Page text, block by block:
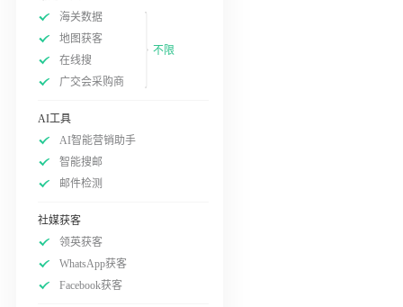
海关数据
地图获客
在线搜
广交会采购商
不限
AI工具
AI智能营销助手
智能搜邮
邮件检测
社媒获客
领英获客
WhatsApp获客
Facebook获客